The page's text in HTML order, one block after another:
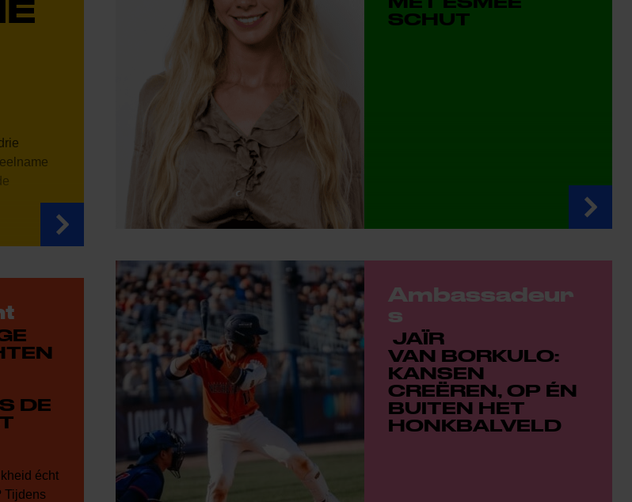
SCHUT
Ambassadeur
s
JAÏR
VAN BORKULO:
KANSEN
CREËREN, OP ÉN
BUITEN HET
HONKBALVELD
DE
écht
Tijdens